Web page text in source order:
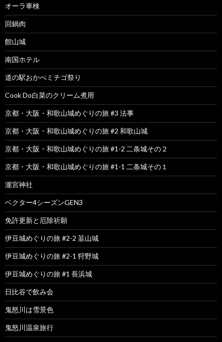
オーラ車検
回鍋肉
館山城
南国ホテル
道の駅おかべミチゴ祭り
Cook Do白菜のクリーム煮用
京都・大阪・和歌山城めぐりの旅 #3 法事
京都・大阪・和歌山城めぐりの旅 #2 和歌山城
京都・大阪・和歌山城めぐりの旅 #1-2 二条城その２
京都・大阪・和歌山城めぐりの旅 #1-1 二条城その１
瀧宮神社
ベクター4シーズンGEN3
免許更新と厄除祈願
伊豆城めぐりの旅 #2-2 韮山城
伊豆城めぐりの旅 #2-1 狩野城
伊豆城めぐりの旅 #1 長浜城
日比谷で飲み会
鬼怒川は雪景色
鬼怒川温泉旅行